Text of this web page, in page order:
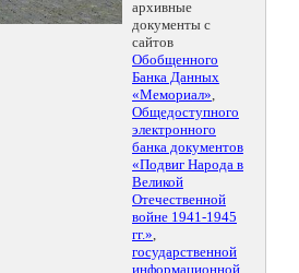
архивные
документы с
сайтов
Обобщенного
Банка Данных
«Мемориал»,
Общедоступного
электронного
банка документов
«Подвиг Народа в
Великой
Отечественной
войне 1941-1945
гг.»,
государственной
информационной